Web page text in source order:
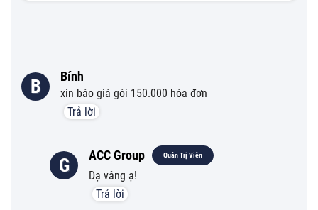
B Bính
xin báo giá gói 150.000 hóa đơn
Trả lời
G ACC Group Quản Trị Viên
Dạ vâng ạ!
Trả lời